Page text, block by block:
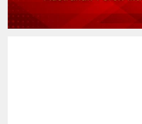
09101364784
شروع گفتگو
@Armteam_admin_104